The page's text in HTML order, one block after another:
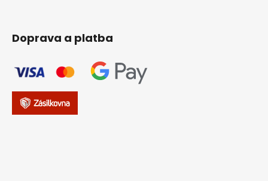
Doprava a platba